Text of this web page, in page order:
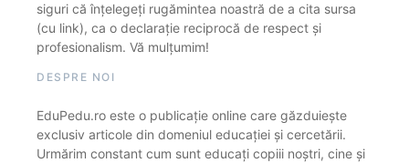
siguri că înțelegeți rugămintea noastră de a cita sursa
(cu link), ca o declarație reciprocă de respect și
profesionalism. Vă mulțumim!
DESPRE NOI
EduPedu.ro este o publicație online care găzduiește
exclusiv articole din domeniul educației și cercetării.
Urmărim constant cum sunt educați copiii noștri, cine și